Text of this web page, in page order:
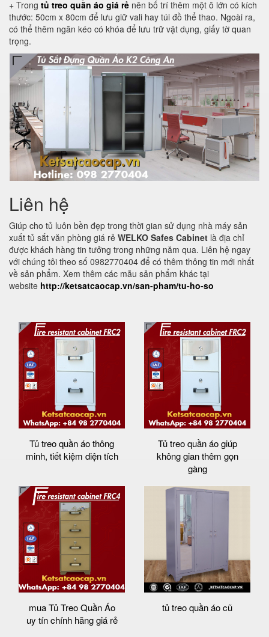
+ Trong tủ treo quần áo giá rẻ nên bố trí thêm một ô lớn có kích
thước: 50cm x 80cm để lưu giữ vali hay túi đồ thể thao. Ngoài ra,
có thể thêm ngăn kéo có khóa để lưu trữ vật dụng, giấy tờ quan
trọng.
Liên hệ
Giúp cho tủ luôn bền đẹp trong thời gian sử dụng nhà máy sản
xuất tủ sắt văn phòng giá rẻ WELKO Safes Cabinet là địa chỉ
được khách hàng tin tưởng trong những năm qua. Liên hệ ngay
với chúng tôi theo số 0982770404 để có thêm thông tin mới nhất
về sản phẩm. Xem thêm các mẫu sản phẩm khác tại
website http://ketsatcaocap.vn/san-pham/tu-ho-so
Tủ treo quần áo thông
minh, tiết kiệm diện tích
Tủ treo quần áo giúp
không gian thêm gọn
gàng
mua Tủ Treo Quần Áo
uy tín chính hãng giá rẻ
tủ treo quần áo cũ